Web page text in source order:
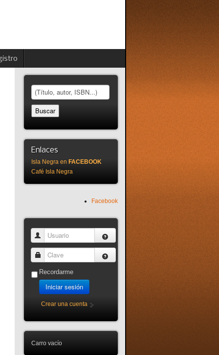
Enlaces
Isla Negra en FACEBOOK
Café Isla Negra
Facebook
Usuario
Clave
Recordarme
Iniciar sesión
Crear una cuenta
Carro vacío